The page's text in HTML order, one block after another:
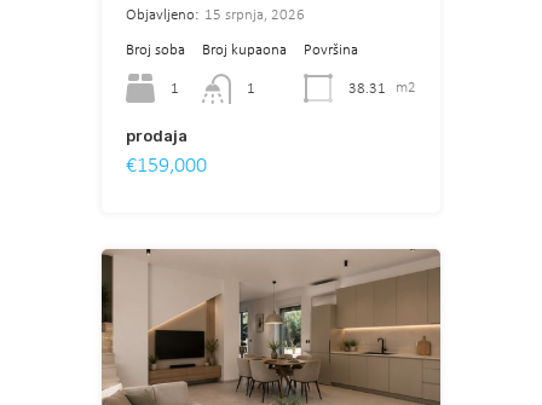
Objavljeno: 15 srpnja, 2026
Broj soba
1
Broj kupaona
1
Površina
38.31 m2
prodaja
€159,000